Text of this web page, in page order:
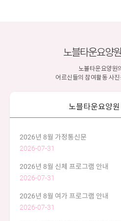
노블타운요양원
노블타운요양원
어르신들의 참여활동 사
노블타운요양원
2026년 8월 가정통신문
2026-07-31
2026년 8월 신체 프로그램 안내
2026-07-31
2026년 8월 여가 프로그램 안내
2026-07-31